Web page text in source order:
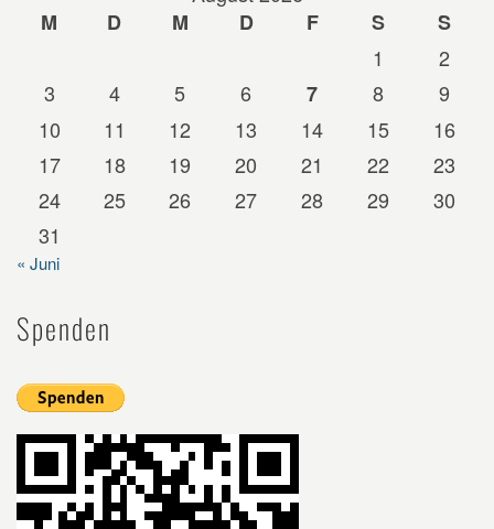
M
D M D F S
S
1
2
3
4 5 6 7 8
9
10
11 12 13 14 15
16
17
18 19 20 21 22
23
24
25 26 27 28 29
30
31
« Juni
Spenden